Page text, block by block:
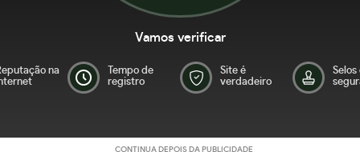
Vamos verificar
na
Tempo de
registro
Site é
verdadeiro
Selos
CONTINUA DEPOIS DA PUBLICIDADE